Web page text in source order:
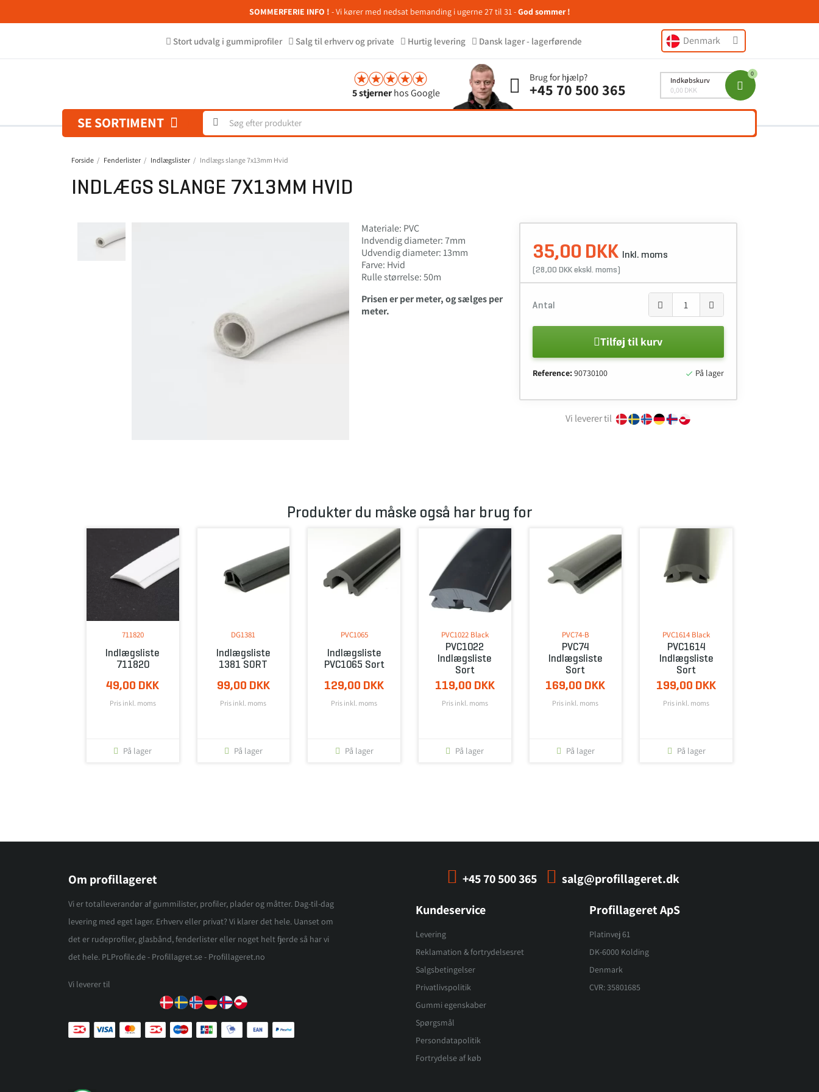
SOMMERFERIE INFO ! - Vi kører med nedsat bemanding i ugerne 27 til 31 -God sommer !
Stort udvalg i gummiprofiler Salg til erhverv og private Hurtig levering Dansk lager - lagerførende Denmark
5 stjernerhos Google
Brug for hjælp?
+45 70 500 365
Indkøbskurv
0,00 DKK
SE SORTIMENT
Forside Fenderlister Indlægslister Indlægs slange 7x13mm Hvid
INDLÆGS SLANGE 7X13MM HVID
Materiale: PVC
Indvendig diameter: 7mm
Udvendig diameter: 13mm
Farve: Hvid
Rulle størrelse: 50m
Prisen er per meter, og sælges per
meter.
35,00 DKK Inkl. moms
(28,00 DKK ekskl. moms)
Antal
Tilføj til kurv
Reference:90730100  På lager
Vi leverer til
Produkter du måske også har brug for
711820
Indlægsliste
711820
49,00 DKK
Pris inkl. moms
På lager
DG1381
Indlægsliste
1381 SORT
99,00 DKK
Pris inkl. moms
På lager
PVC1065
Indlægsliste
PVC1065 Sort
129,00 DKK
Pris inkl. moms
På lager
PVC1022 Black
PVC1022
Indlægsliste
Sort
119,00 DKK
Pris inkl. moms
På lager
PVC74-B
PVC74
Indlægsliste
Sort
169,00 DKK
Pris inkl. moms
På lager
PVC1614 Black
PVC1614
Indlægsliste
Sort
199,00 DKK
Pris inkl. moms
På lager
+45 70 500 365 salg@profillageret.dk
Om profillageret
Vi er totalleverandør af gummilister, profiler, plader og måtter. Dag-til-dag
levering med eget lager. Erhverv eller privat? Vi klarer det hele. Uanset om
det er rudeprofiler, glasbånd, fenderlister eller noget helt fjerde så har vi
det hele. PLProfile.de - Profillagret.se - Profillageret.no
Vi leverer til
Kundeservice
Levering
Reklamation & fortrydelsesret
Salgsbetingelser
Privatlivspolitik
Gummi egenskaber
Spørgsmål
Persondatapolitik
Fortrydelse af køb
Profillageret ApS
Platinvej 61
DK-6000 Kolding
Denmark
CVR: 35801685